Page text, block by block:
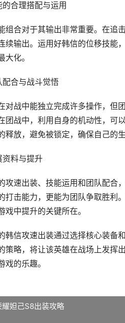
的合理搭配与运用
组合对于其输出非常重要。在追
续输出。运用好韩信的位移技能
大化。
配合与战斗觉悟
对战中能独立完成许多操作，但
团战中，利用自身的机动性，可
释放，避免被锁定，确保自己的生
资料与提升
攻速出装、技能运用和团队配合
打击能力，更能为团队争取胜利
戏中提升的关键所在。
韩信攻速出装通过选择核心装备
策略，将让该英雄在战场上发挥
戏的乐趣。
妲己S8出装攻略